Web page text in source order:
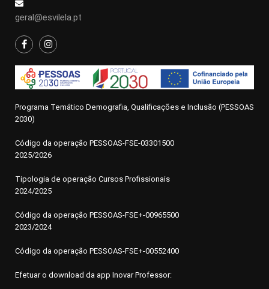
geral@esvilela.pt
Programa Temático Demografia, Qualificações e Inclusão (PESSOAS
2030)
Código da operação PESSOAS-FSE-03301500
2025/2026
Tipologia de operação Cursos Profissionais
2024/2025
Código da operação PESSOAS-FSE+-00965500
2023/2024
Código da operação PESSOAS-FSE+-00552400
Efetuar o download da app Inovar Professor: